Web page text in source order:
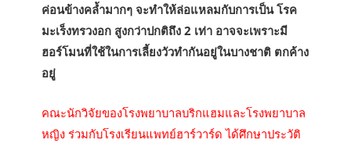
ค่อนข้างคล้ำมากๆ จะทำให้ล่อแหลมกับการเป็น โรค
มะเร็งทรวงอก สูงกว่าปกติถึง 2 เท่า อาจจะเพราะมี
ฮอร์โมนที่ใช้ในการเลี้ยงวัวทำกันอยู่ในบางชาติ ตกค้าง
อยู่
คณะนักวิจัยของโรงพยาบาลบริกแฮมและโรงพยาบาล
หญิง ร่วมกับโรงเรียนแพทย์ฮาร์วาร์ด ได้ศึกษาประวัติ